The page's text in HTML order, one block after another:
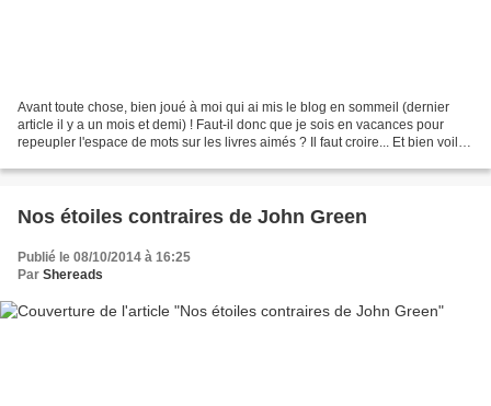
Avant toute chose, bien joué à moi qui ai mis le blog en sommeil (dernier
article il y a un mois et demi) ! Faut-il donc que je sois en vacances pour
repeupler l'espace de mots sur les livres aimés ? Il faut croire... Et bien voilà
Nos étoiles contraires de John Green
Publié le 08/10/2014 à 16:25
Par Shereads